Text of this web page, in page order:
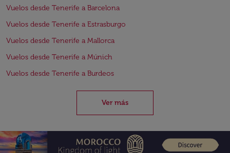
Vuelos desde Tenerife a Barcelona
Vuelos desde Tenerife a Estrasburgo
Vuelos desde Tenerife a Mallorca
Vuelos desde Tenerife a Múnich
Vuelos desde Tenerife a Burdeos
Ver más